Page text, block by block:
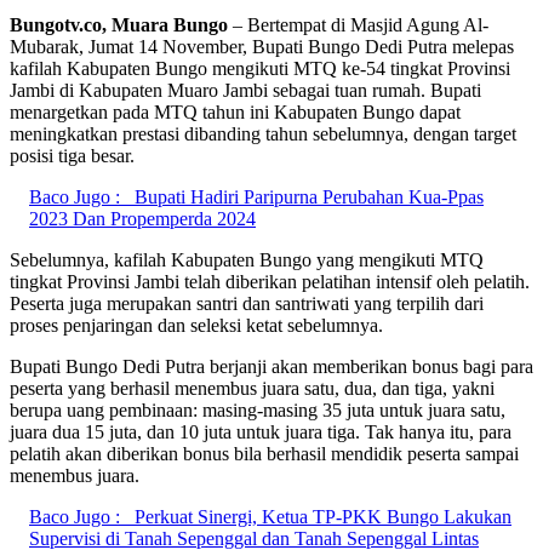
Bungotv.co, Muara Bungo – Bertempat di Masjid Agung Al-
Mubarak, Jumat 14 November, Bupati Bungo Dedi Putra melepas
kafilah Kabupaten Bungo mengikuti MTQ ke-54 tingkat Provinsi
Jambi di Kabupaten Muaro Jambi sebagai tuan rumah. Bupati
menargetkan pada MTQ tahun ini Kabupaten Bungo dapat
meningkatkan prestasi dibanding tahun sebelumnya, dengan target
posisi tiga besar.
Baco Jugo :
Bupati Hadiri Paripurna Perubahan Kua-Ppas
2023 Dan Propemperda 2024
Sebelumnya, kafilah Kabupaten Bungo yang mengikuti MTQ
tingkat Provinsi Jambi telah diberikan pelatihan intensif oleh pelatih.
Peserta juga merupakan santri dan santriwati yang terpilih dari
proses penjaringan dan seleksi ketat sebelumnya.
Bupati Bungo Dedi Putra berjanji akan memberikan bonus bagi para
peserta yang berhasil menembus juara satu, dua, dan tiga, yakni
berupa uang pembinaan: masing-masing 35 juta untuk juara satu,
juara dua 15 juta, dan 10 juta untuk juara tiga. Tak hanya itu, para
pelatih akan diberikan bonus bila berhasil mendidik peserta sampai
menembus juara.
Baco Jugo :
Perkuat Sinergi, Ketua TP-PKK Bungo Lakukan
Supervisi di Tanah Sepenggal dan Tanah Sepenggal Lintas